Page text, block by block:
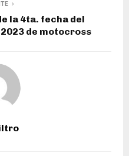
la 4ta. fecha del
de motocross